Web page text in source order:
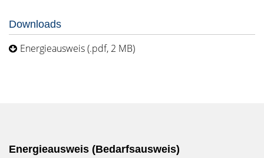
Downloads
Energieausweis (.pdf, 2 MB)
Energieausweis (Bedarfsausweis)